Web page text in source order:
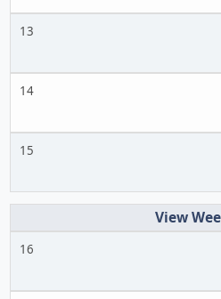
13
14
15
16